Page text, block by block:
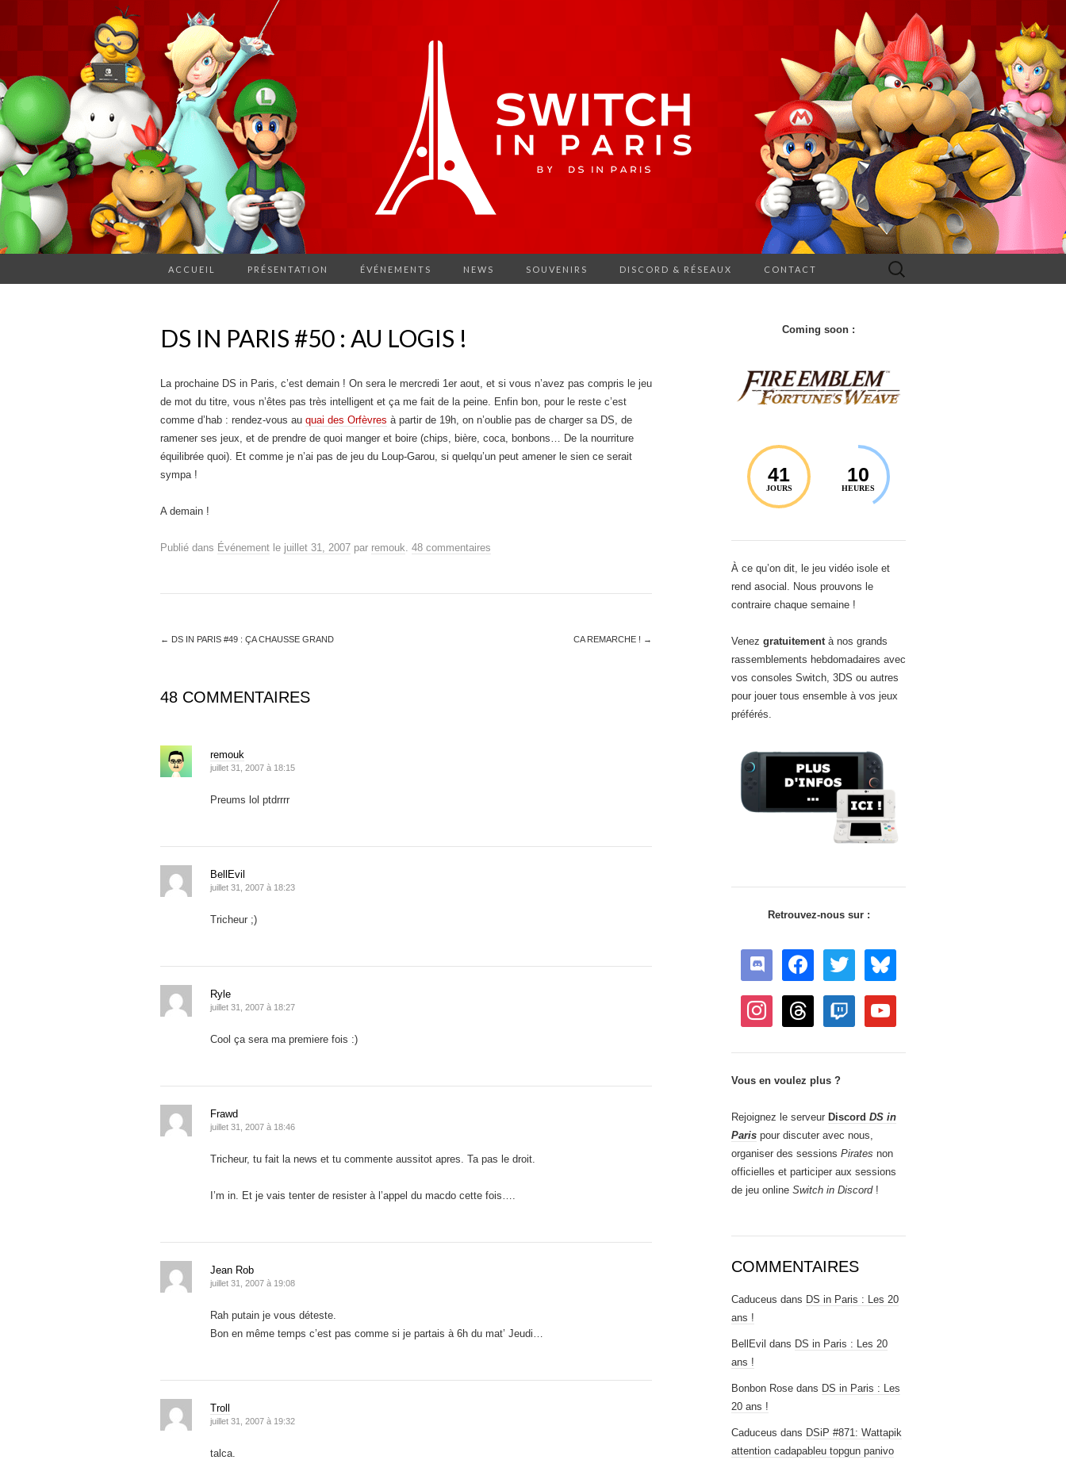
ACCUEIL PRÉSENTATION ÉVÉNEMENTS NEWS SOUVENIRS DISCORD & RÉSEAUX CONTACT Rechercher :
DS IN PARIS #50 : AU LOGIS !
La prochaine DS in Paris, c’est demain ! On sera le mercredi 1er aout, et si vous n’avez pas compris le jeu
de mot du titre, vous n’êtes pas très intelligent et ça me fait de la peine. Enfin bon, pour le reste c’est
comme d’hab : rendez-vous au quai des Orfèvres à partir de 19h, on n’oublie pas de charger sa DS, de
ramener ses jeux, et de prendre de quoi manger et boire (chips, bière, coca, bonbons… De la nourriture
équilibrée quoi). Et comme je n’ai pas de jeu du Loup-Garou, si quelqu’un peut amener le sien ce serait
sympa !
A demain !
Publié dans Événement le juillet 31, 2007 par remouk. 48 commentaires
← DS IN PARIS #49 : ÇA CHAUSSE GRAND CA REMARCHE ! →
48 COMMENTAIRES
remouk
juillet 31, 2007 à 18:15
Preums lol ptdrrrr
BellEvil
juillet 31, 2007 à 18:23
Tricheur ;)
Ryle
juillet 31, 2007 à 18:27
Cool ça sera ma premiere fois :)
Frawd
juillet 31, 2007 à 18:46
Tricheur, tu fait la news et tu commente aussitot apres. Ta pas le droit.
I’m in. Et je vais tenter de resister à l’appel du macdo cette fois….
Jean Rob
juillet 31, 2007 à 19:08
Rah putain je vous déteste.
Bon en même temps c’est pas comme si je partais à 6h du mat’ Jeudi…
Troll
juillet 31, 2007 à 19:32
talca.
Coming soon :
41
JOURS
10
HEURES
À ce qu’on dit, le jeu vidéo isole et
rend asocial. Nous prouvons le
contraire chaque semaine !
Venez gratuitementà nos grands
rassemblements hebdomadaires avec
vos consoles Switch, 3DS ou autres
pour jouer tous ensemble à vos jeux
préférés.
Retrouvez-nous sur :
discord facebook twitter bluesky
instagram threads twitch youtube
Vous en voulez plus ?
Rejoignez le serveur Discord DS in
Paris pour discuter avec nous,
organiser des sessions Pirates non
officielles et participer aux sessions
de jeu online Switch in Discord!
COMMENTAIRES
Caduceus dans DS in Paris : Les 20
ans !
BellEvil dans DS in Paris : Les 20
ans !
Bonbon Rose dans DS in Paris : Les
20 ans !
Caduceus dans DSiP #871: Wattapik
attention cadapableu topgun panivo